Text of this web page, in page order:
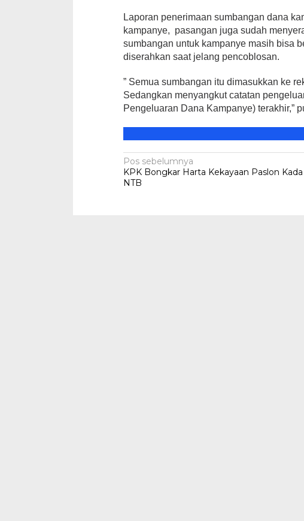
Laporan penerimaan sumbangan dana
kampanye, pasangan juga sudah
sumbangan untuk kampanye masih bisa
diserahkan saat jelang pencoblosan.
” Semua sumbangan itu dimasukkan ke
Sedangkan menyangkut catatan
Pengeluaran Dana Kampanye) terakhir,”
Navigasi
pos
Pos sebelumnya
KPK Bongkar Harta Kekayaan Paslon Kada
NTB
Peringatan Hari
Nurjannah
Sarat Makna
Di HEADLINE, KSB, Politik, SOSOK